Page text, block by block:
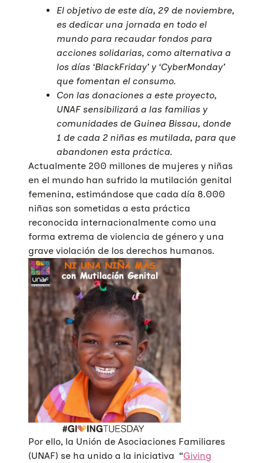
El objetivo de este día, 29 de noviembre,
es dedicar una jornada en todo el
mundo para recaudar fondos para
acciones solidarias, como alternativa a
los días ‘BlackFriday’ y ‘CyberMonday’
que fomentan el consumo.
Con las donaciones a este proyecto,
UNAF sensibilizará a las familias y
comunidades de Guinea Bissau, donde
1 de cada 2 niñas es mutilada, para que
abandonen esta práctica.
Actualmente 200 millones de mujeres y niñas
en el mundo han sufrido la mutilación genital
femenina, estimándose que cada día 8.000
niñas son sometidas a esta práctica
reconocida internacionalmente como una
forma extrema de violencia de género y una
grave violación de los derechos humanos.
Por ello, la Unión de Asociaciones Familiares
(UNAF) se ha unido a la iniciativa “Giving